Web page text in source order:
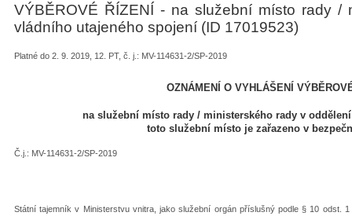
VÝBĚROVÉ ŘÍZENÍ - na služební místo rady /
vládního utajeného spojení (ID 17019523)
Platné do 2. 9. 2019, 12. PT, č. j.: MV-114631-2/SP-2019
OZNÁMENÍ O VYHLÁŠENÍ
na služební místo rady / ministerského rady v
toto služební místo je zařazeno v
Č.j.: MV-114631-2/SP-2019
Státní tajemník v Ministerstvu vnitra, jako služební orgán příslušný podle § 10 odst.